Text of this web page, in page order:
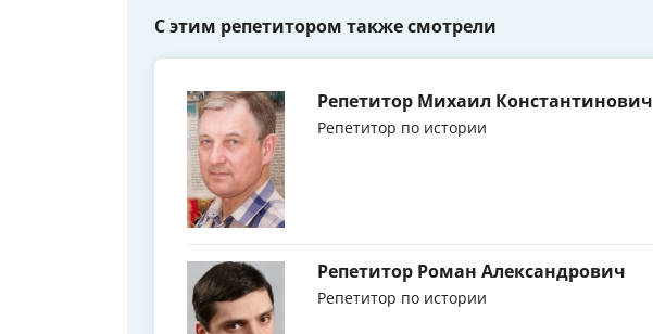
С этим репетитором также смотрели
Репетитор Михаил Константинович
Репетитор по истории
Репетитор Роман Александрович
Репетитор по истории